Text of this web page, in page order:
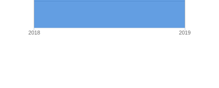
2018 2019